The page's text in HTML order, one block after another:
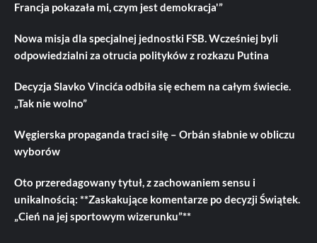
Francja pokazała mi, czym jest demokracja'”
Nowa misja dla specjalnej jednostki FSB. Wcześniej byli
odpowiedzialni za otrucia polityków z rozkazu Putina
Decyzja Slavko Vincića odbiła się echem na całym świecie.
„Tak nie wolno”
Węgierska propaganda traci siłę – Orbán słabnie w obliczu
wyborów
Oto przeredagowany tytuł, z zachowaniem sensu i
unikalnością: **Zaskakujące komentarze po decyzji Świątek.
„Cień na jej sportowym wizerunku”**